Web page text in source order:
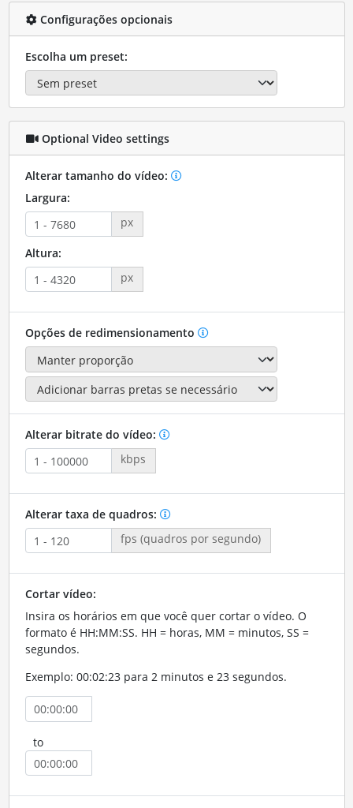
Configurações opcionais
Escolha um preset:
Optional Video settings
Alterar tamanho do vídeo:
Largura:
px
Altura:
px
Opções de redimensionamento
Alterar bitrate do vídeo:
kbps
Alterar taxa de quadros:
fps (quadros por segundo)
Cortar vídeo:
Insira os horários em que você quer cortar o vídeo. O
formato é HH:MM:SS. HH = horas, MM = minutos, SS =
segundos.
Exemplo: 00:02:23 para 2 minutos e 23 segundos.
to